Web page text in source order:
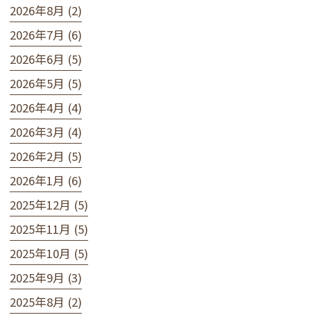
2026年8月 (2)
2026年7月 (6)
2026年6月 (5)
2026年5月 (5)
2026年4月 (4)
2026年3月 (4)
2026年2月 (5)
2026年1月 (6)
2025年12月 (5)
2025年11月 (5)
2025年10月 (5)
2025年9月 (3)
2025年8月 (2)